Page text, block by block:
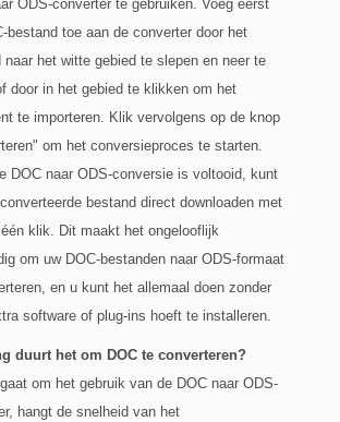
ODS-converter te gebruiken. Voeg eerst
bestand toe aan de converter door het
naar het witte gebied te slepen en neer te
door in het gebied te klikken om het
te importeren. Klik vervolgens op de knop
om het conversieproces te starten.
DOC naar ODS-conversie is voltooid, kunt
bestand direct downloaden met
klik. Dit maakt het ongelooflijk
om uw DOC-bestanden naar ODS-formaat
en u kunt het allemaal doen zonder
software of plug-ins hoeft te installeren.
duurt het om DOC te converteren?
om het gebruik van de DOC naar ODS-
hangt de snelheid van het